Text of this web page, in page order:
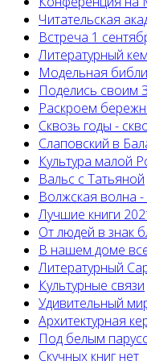
Читательская
Встреча 1
Литературный
Модельная
Поделись своим
Раскроем
Сквозь годы -
Слаповский в
Культура малой
Вальс с Татьяной
Волжская волна
Лучшие книги
От людей в знак
В нашем доме
Литературный
Культурные связи
Удивительный
Архитектурная
Под белым
Скучных книг нет